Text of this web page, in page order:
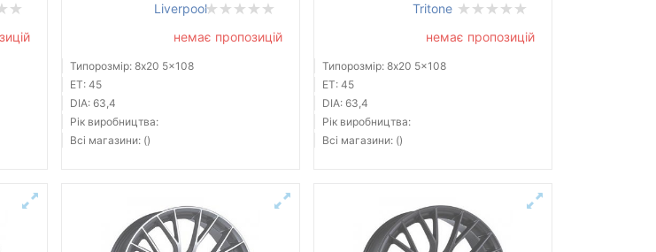
Liverpool
немає пропозицій
Типорозмір: 8x20 5x108
ET: 45
DIA: 63,4
Рік виробництва:
Всі магазини: ()
Tritone
немає пропозицій
Типорозмір: 8x20 5x108
ET: 45
DIA: 63,4
Рік виробництва:
Всі магазини: ()